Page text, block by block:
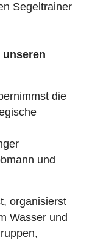
Segeltrainer
unseren
die
und
organisierst
Wasser und